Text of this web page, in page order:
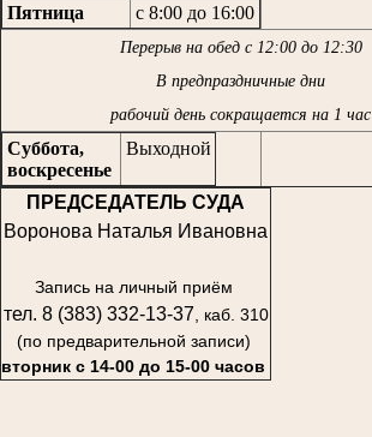
Пятница
с 8:00 до 16:00
Перерыв на обед с 12:00 до 12:30
В предпраздничные дни
рабочий день сокращается на 1 час
Суббота,
воскресенье
Выходной
ПРЕДСЕДАТЕЛЬ СУДА
Воронова Наталья Ивановна
Запись на личный приём
тел. 8 (383) 332-13-37 , каб. 310
(по предварительной записи)
вторник с 14-00 до 15-00 часов